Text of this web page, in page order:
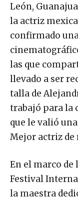
León,
la actriz
confirmado
las que
llevado a ser
talla de
trabajó para la
que le valió
Mejor actriz de
En el marco
Festival
la maestra